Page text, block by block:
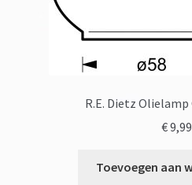
R.E. Dietz Olielamp
€9,99
Toevoegen aan